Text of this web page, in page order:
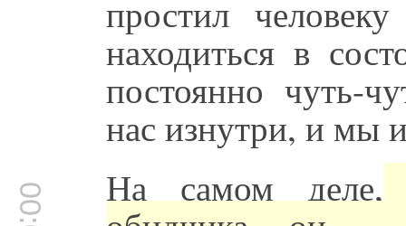
простил
находиться в
постоянно чуть-
нас изнутри, и мы
На самом деле,